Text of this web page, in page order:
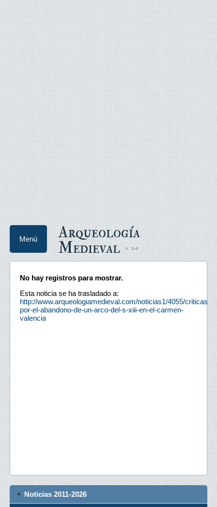
Arqueología
Medieval
Menú
No hay registros para mostrar.
Esta noticia se ha trasladado a:
http://www.arqueologiamedieval.com/noticias1/4055/criticas-
por-el-abandono-de-un-arco-del-s-xiii-en-el-carmen-
valencia
Noticias 2011-2026